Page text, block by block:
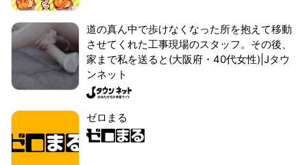
道の真ん中で歩けなくなった所を抱えて移動
させてくれた工事現場のスタッフ。その後、
家まで私を送ると(大阪府・40代女性)|Jタウ
ンネット
ゼロまる